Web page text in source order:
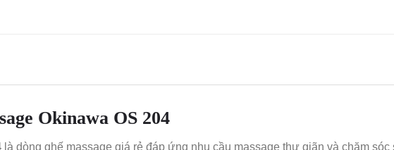
Okinawa OS 204
là dòng ghế massage giá rẻ đáp ứng nhu cầu massage thư giãn và chăm